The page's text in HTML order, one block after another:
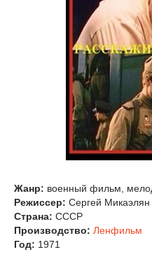
Жанр: военный фильм,
Режиссер: Сергей Микаэлян
Страна: СССР
Производство: Ленфильм
Год: 1971